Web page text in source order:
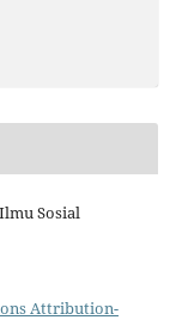
Sosial
Attribution-